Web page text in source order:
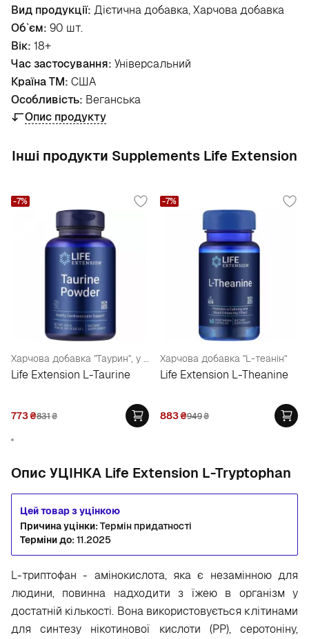
Вид продукції: Дієтична добавка, Харчова добавка
Об`єм: 90 шт.
Вік: 18+
Час застосування: Універсальний
Країна ТМ: США
Особливість: Веганська
Опис продукту
Інші продукти Supplements Life Extension
Харчова добавка "Таурин", у порошку
Life Extension L-Taurine
773₴831₴
-7%
Харчова добавка "L-теанін"
Life Extension L-Theanine
883₴949₴
-7%
Опис УЦІНКА Life Extension L-Tryptophan
Цей товар з уцінкою
Причина уцінки:Термін придатності
Терміни до:11.2025
L-триптофан - амінокислота, яка є незамінною для
людини, повинна надходити з їжею в організм у
достатній кількості. Вона використовується клітинами
для синтезу нікотинової кислоти (РР), серотоніну,